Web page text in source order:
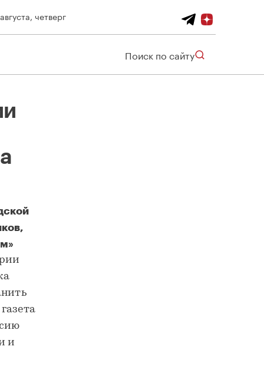
четверг
Поиск по сайту
и